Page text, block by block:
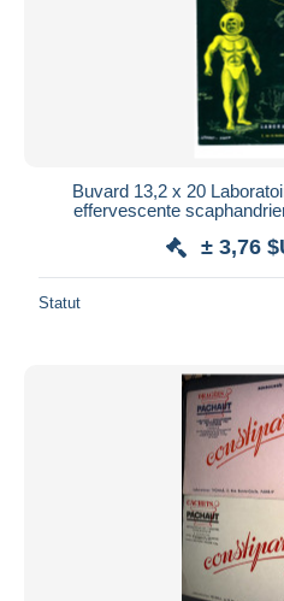
Buvard 13,2 x 20
effervescente
± 3,76
Statut